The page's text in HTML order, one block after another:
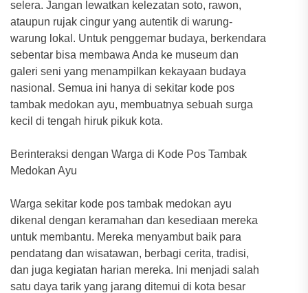
selera. Jangan lewatkan kelezatan soto, rawon,
ataupun rujak cingur yang autentik di warung-
warung lokal. Untuk penggemar budaya, berkendara
sebentar bisa membawa Anda ke museum dan
galeri seni yang menampilkan kekayaan budaya
nasional. Semua ini hanya di sekitar kode pos
tambak medokan ayu, membuatnya sebuah surga
kecil di tengah hiruk pikuk kota.
Berinteraksi dengan Warga di Kode Pos Tambak
Medokan Ayu
Warga sekitar kode pos tambak medokan ayu
dikenal dengan keramahan dan kesediaan mereka
untuk membantu. Mereka menyambut baik para
pendatang dan wisatawan, berbagi cerita, tradisi,
dan juga kegiatan harian mereka. Ini menjadi salah
satu daya tarik yang jarang ditemui di kota besar